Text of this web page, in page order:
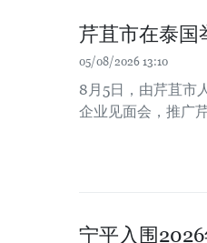
芹苴市在泰国
05/08/2026 13:10
8月5日，由芹苴市
企业见面会，推广
宁平入围